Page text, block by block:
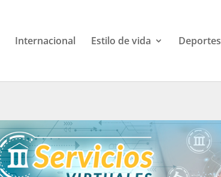
Internacional Estilo de vida Deportes